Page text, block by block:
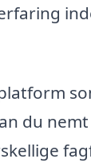
du